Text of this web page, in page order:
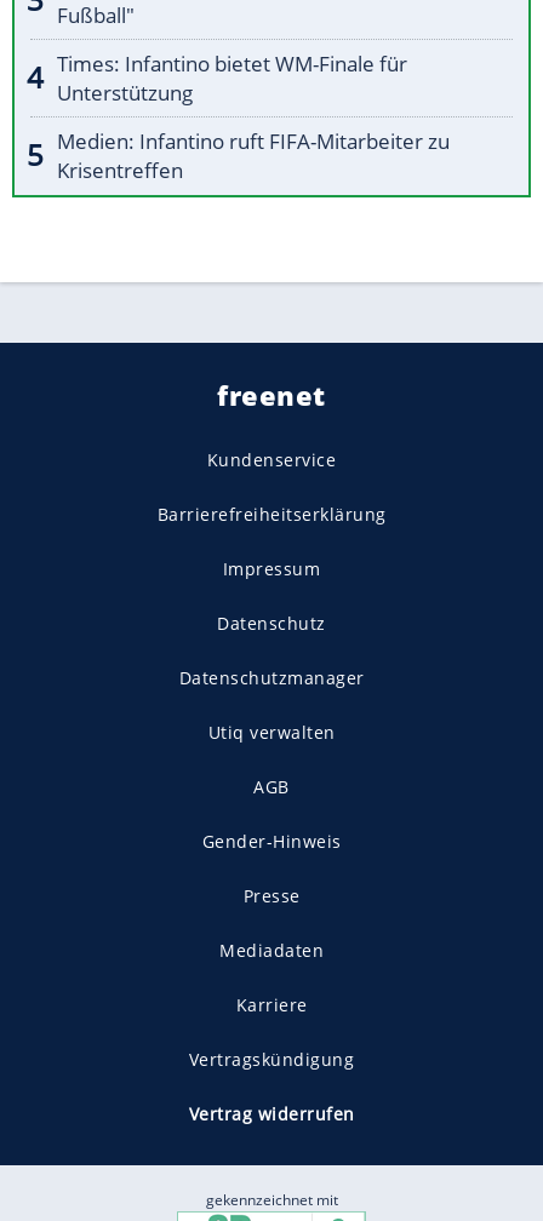
Fußball"
Times: Infantino bietet WM-Finale für
Unterstützung
Medien: Infantino ruft FIFA-Mitarbeiter zu
Krisentreffen
freenet
Kundenservice
Barrierefreiheitserklärung
Impressum
Datenschutz
Datenschutzmanager
Utiq verwalten
AGB
Gender-Hinweis
Presse
Mediadaten
Karriere
Vertragskündigung
Vertrag widerrufen
gekennzeichnet mit